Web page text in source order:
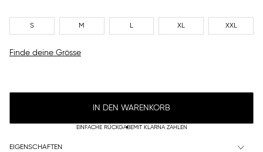
S M L XL XXL
Finde deine Grösse
IN DEN WARENKORB
EINFACHE RÜCKGABEMIT KLARNA ZAHLEN
EIGENSCHAFTEN